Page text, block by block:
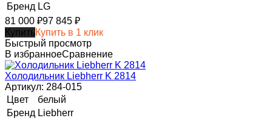
Бренд LG
81 000 ₽97 845 ₽
КупитьКупить в 1 клик
Быстрый просмотр
В избранноеСравнение
Холодильник Liebherr K 2814
Артикул: 284-015
Цвет
белый
Бренд Liebherr